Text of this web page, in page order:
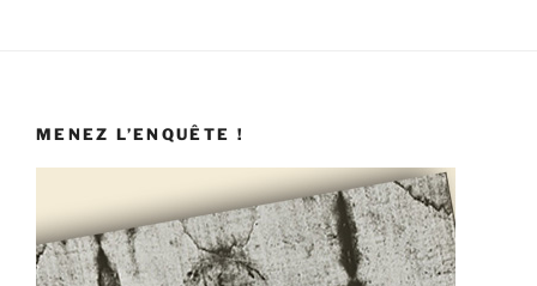
MENEZ L’ENQUÊTE !